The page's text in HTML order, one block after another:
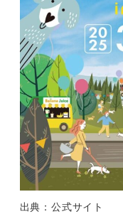
出典：公式サイト